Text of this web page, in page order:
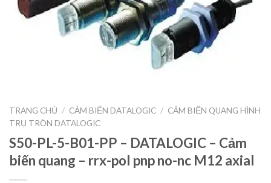
TRANG CHỦ / CẢM BIẾN DATALOGIC / CẢM BIẾN QUANG HÌNH
TRỤ TRÒN DATALOGIC
S50-PL-5-B01-PP – DATALOGIC – Cảm
biến quang – rrx-pol pnp no-nc M12 axial